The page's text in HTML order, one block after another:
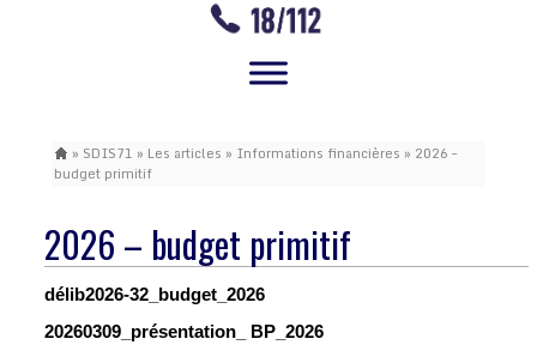
» SDIS71 » Les articles » Informations financières » 2026 –
budget primitif
2026 – budget primitif
délib2026-32_budget_2026
20260309_présentation_ BP_2026